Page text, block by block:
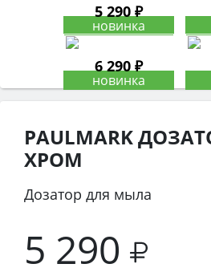
5 290 ₽
6 290 ₽
PAULMARK
ХРОМ
Дозатор для мыла
5 290